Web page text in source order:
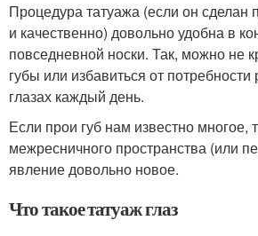
Процедура татуажа (если он сделан
и качественно) довольно удобна в
повседневной носки. Так, можно не
губы или избавиться от потребности
глазах каждый день.
Если прои губ нам известно многое,
межресничного пространства (или
явление довольно новое.
Что такое татуаж глаз